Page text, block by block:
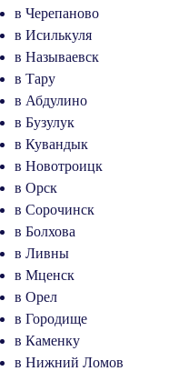
в Черепаново
в Исилькуля
в Называевск
в Тару
в Абдулино
в Бузулук
в Кувандык
в Новотроицк
в Орск
в Сорочинск
в Болхова
в Ливны
в Мценск
в Орел
в Городище
в Каменку
в Нижний Ломов